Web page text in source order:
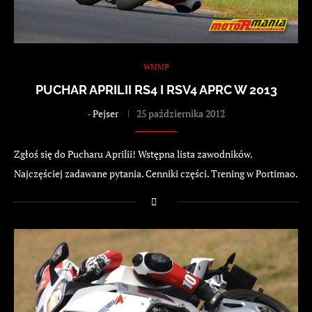
WMMP
PUCHAR APRILII RS4 I RSV4 APRC W 2013
-Pejser 25 października 2012
Zgłoś się do Pucharu Aprilii! Wstępna lista zawodników.
Najczęściej zadawane pytania. Cenniki części. Trening w Portimao.